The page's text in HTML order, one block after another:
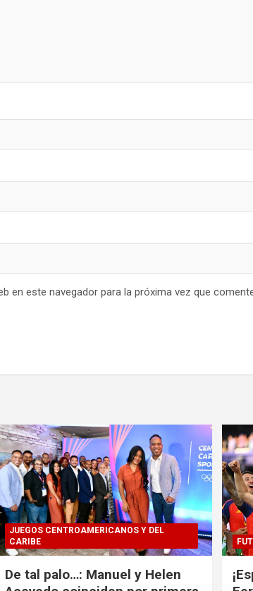
en este navegador para la próxima vez que
JUEGOS CENTROAMERICANOS Y DEL
CARIBE
De tal palo…: Manuel y Helen